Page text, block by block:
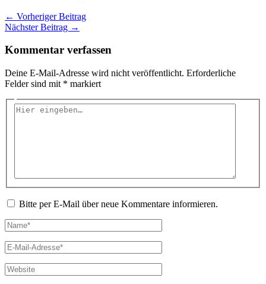
← Vorheriger Beitrag
Nächster Beitrag →
Kommentar verfassen
Deine E-Mail-Adresse wird nicht veröffentlicht. Erforderliche
Felder sind mit * markiert
Hier
Bitte per E-Mail über neue Kommentare informieren.
Name*
E-
Mail-
Adresse*
Website